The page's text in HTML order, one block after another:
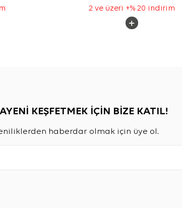
2 ve üzeri +% 20 indirim
KEŞFETMEK İÇİN BİZE KATIL!
haberdar olmak için üye ol.